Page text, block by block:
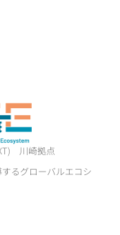
川崎拠点
るグローバルエコシ